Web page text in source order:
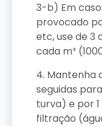
3-b) Em
provocado
etc, use de 3
cada m³
4. Mantenha
seguidas
turva) e por
filtração